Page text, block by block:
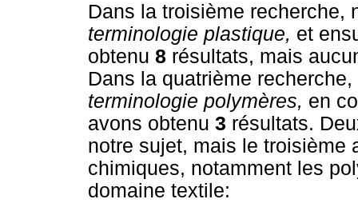
Dans la troisième recherche,
terminologie plastique, et
obtenu 8 résultats, mais
Dans la quatrième
terminologie polymères, en
avons obtenu 3 résultats.
notre sujet, mais le troisième
chimiques, notamment les
domaine textile: